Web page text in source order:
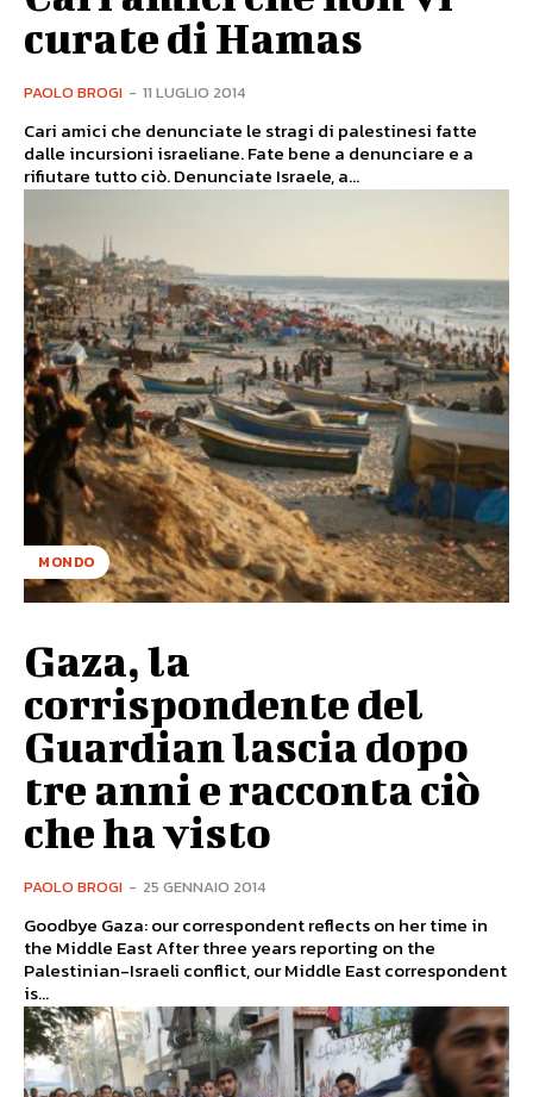
curate di Hamas
PAOLO BROGI - 11 LUGLIO 2014
Cari amici che denunciate le stragi di palestinesi fatte
dalle incursioni israeliane. Fate bene a denunciare e a
rifiutare tutto ciò. Denunciate Israele, a...
MONDO
Gaza, la
corrispondente del
Guardian lascia dopo
tre anni e racconta ciò
che ha visto
PAOLO BROGI - 25 GENNAIO 2014
Goodbye Gaza: our correspondent reflects on her time in
the Middle East After three years reporting on the
Palestinian-Israeli conflict, our Middle East correspondent
is...